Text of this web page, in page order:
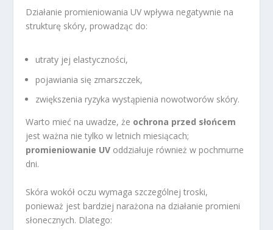
Działanie promieniowania UV wpływa negatywnie na
strukturę skóry, prowadząc do:
utraty jej elastyczności,
pojawiania się zmarszczek,
zwiększenia ryzyka wystąpienia nowotworów skóry.
Warto mieć na uwadze, że ochrona przed słońcem
jest ważna nie tylko w letnich miesiącach;
promieniowanie UV oddziałuje również w pochmurne
dni.
Skóra wokół oczu wymaga szczególnej troski,
ponieważ jest bardziej narażona na działanie promieni
słonecznych. Dlatego: